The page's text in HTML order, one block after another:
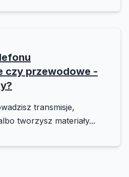
czy przewodowe -
transmisje,
tworzysz materiały...